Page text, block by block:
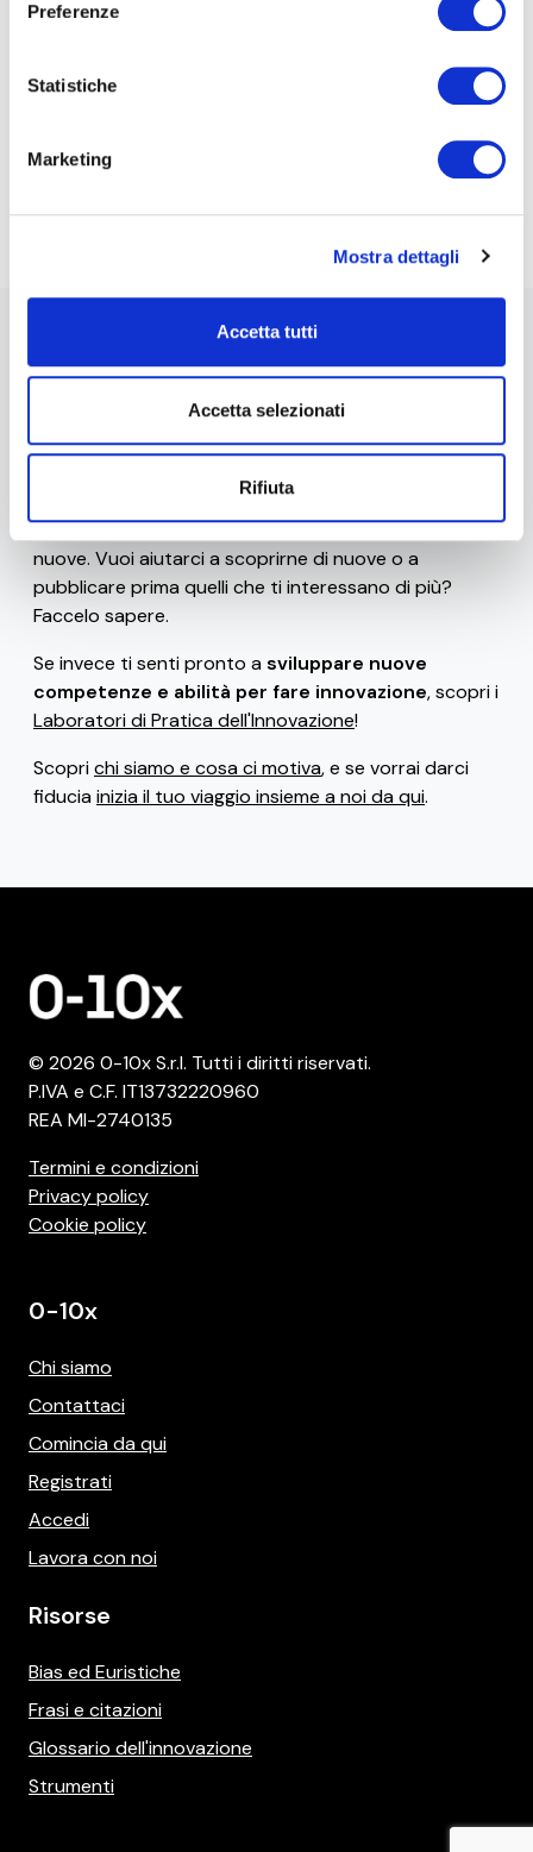
Preferenze
Statistiche
Marketing
Mostra dettagli
Accetta tutti
Accetta selezionati
Rifiuta
Ai sensi e per gli effetti degli artt. 6, 7, 12, 13 del
consenso al trattamento dati per finalità B), attività
di marketing diretto dell'
Iscriviti alla Newsletter
Business Labs.
Ad oggi sono disponibili solo alcune
(come ilglossario, lefrasi celebri dei ribelli
strumenti di progettazione
siamo impegnati per rilasciarne frequentemente di
nuove. Vuoi aiutarci a scoprirne di nuove o a
pubblicare prima quelli che ti interessano di più?
Faccelo sapere.
Se invece ti senti pronto a sviluppare nuove
competenze e abilità per fare innovazione, scopri i
Laboratori di Pratica dell'Innovazione!
Scoprichi siamo e cosa ci motiva, e se vorrai darci
fiduciainizia il tuo viaggio insieme a noi da qui.
© 2026 0-10x S.r.l. Tutti i diritti riservati.
P.IVA e C.F. IT13732220960
REA MI-2740135
Termini e condizioni
Privacy policy
Cookie policy
0-10x
Chi siamo
Contattaci
Comincia da qui
Registrati
Accedi
Lavora con noi
Risorse
Bias ed Euristiche
Frasi e citazioni
Glossario dell'innovazione
Strumenti